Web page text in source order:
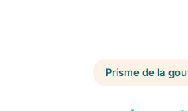
Prisme de la